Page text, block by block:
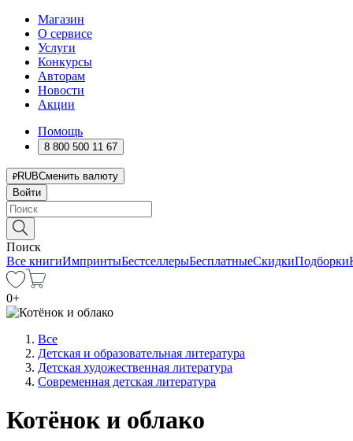
Магазин
О сервисе
Услуги
Конкурсы
Авторам
Новости
Акции
Помощь
8 800 500 11 67
RUBСменить валюту
Войти
Поиск
Все книгиИмпринтыБестселлерыБесплатныеСкидкиПодборки
0+
Все
Детская и образовательная литература
Детская художественная литература
Современная детская литература
Котёнок и облако